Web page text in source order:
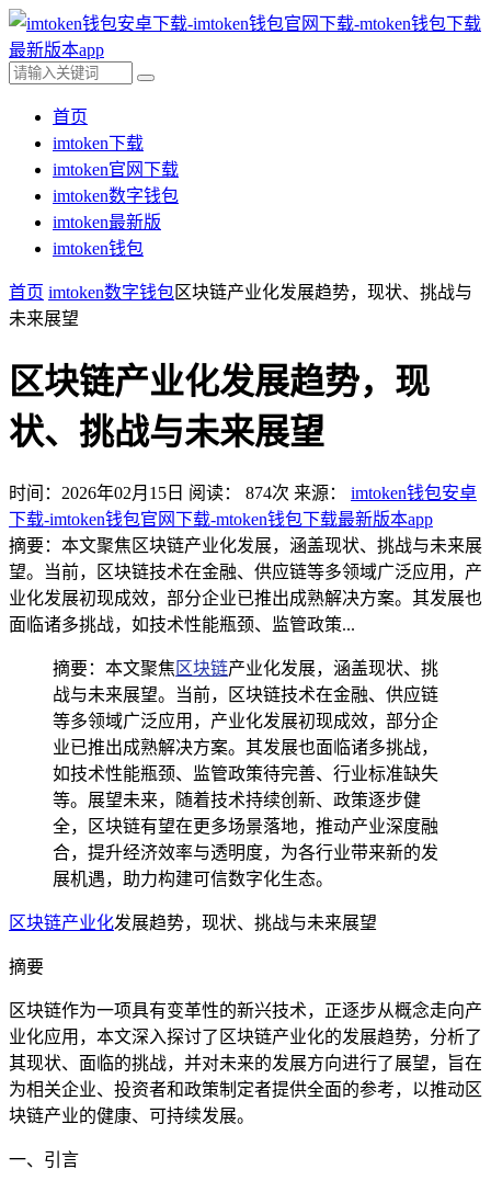
首页
imtoken下载
imtoken官网下载
imtoken数字钱包
imtoken最新版
imtoken钱包
首页 imtoken数字钱包区块链产业化发展趋势，现状、挑战与
未来展望
区块链产业化发展趋势，现
状、挑战与未来展望
时间：2026年02月15日 阅读： 874次 来源： imtoken钱包安卓
下载-imtoken钱包官网下载-mtoken钱包下载最新版本app
摘要：本文聚焦区块链产业化发展，涵盖现状、挑战与未来展
望。当前，区块链技术在金融、供应链等多领域广泛应用，产
业化发展初现成效，部分企业已推出成熟解决方案。其发展也
面临诸多挑战，如技术性能瓶颈、监管政策...
摘要：本文聚焦 区块链产业化发展，涵盖现状、挑
战与未来展望。当前，区块链技术在金融、供应链
等多领域广泛应用，产业化发展初现成效，部分企
业已推出成熟解决方案。其发展也面临诸多挑战，
如技术性能瓶颈、监管政策待完善、行业标准缺失
等。展望未来，随着技术持续创新、政策逐步健
全，区块链有望在更多场景落地，推动产业深度融
合，提升经济效率与透明度，为各行业带来新的发
展机遇，助力构建可信数字化生态。
区块链产业化发展趋势，现状、挑战与未来展望
摘要
区块链作为一项具有变革性的新兴技术，正逐步从概念走向产
业化应用，本文深入探讨了区块链产业化的发展趋势，分析了
其现状、面临的挑战，并对未来的发展方向进行了展望，旨在
为相关企业、投资者和政策制定者提供全面的参考，以推动区
块链产业的健康、可持续发展。
一、引言